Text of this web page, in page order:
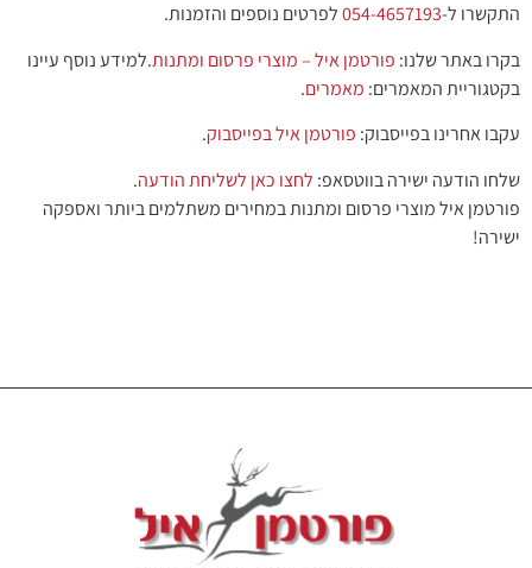
התקשרו ל-054-4657193לפרטים נוספים והזמנות.
בקרו באתר שלנו: פורטמן איל – מוצרי פרסום ומתנות.למידע נוסף עיינו
בקטגוריית המאמרים: מאמרים.
עקבו אחרינו בפייסבוק: פורטמן איל בפייסבוק.
שלחו הודעה ישירה בווטסאפ: לחצו כאן לשליחת הודעה.
פורטמן איל מוצרי פרסום ומתנות במחירים משתלמים ביותר ואספקה
ישירה!